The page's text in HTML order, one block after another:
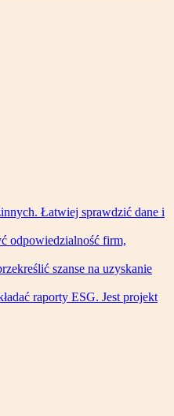
Łatwiej sprawdzić dane i
odpowiedzialność firm,
szanse na uzyskanie
raporty ESG. Jest projekt